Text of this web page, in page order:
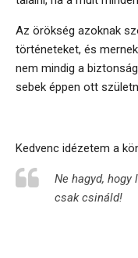
Az örökség azoknak
történeteket, és
nem mindig a
sebek éppen ott
Kedvenc idézetem a
Ne hagyd, hogy
csak csináld!